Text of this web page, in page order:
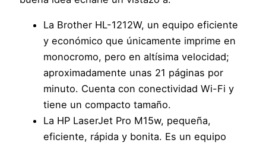
La Brother HL-1212W, un equipo eficiente
y económico que únicamente imprime en
monocromo, pero en altísima velocidad;
aproximadamente unas 21 páginas por
minuto. Cuenta con conectividad Wi-Fi y
tiene un compacto tamaño.
La HP LaserJet Pro M15w, pequeña,
eficiente, rápida y bonita. Es un equipo